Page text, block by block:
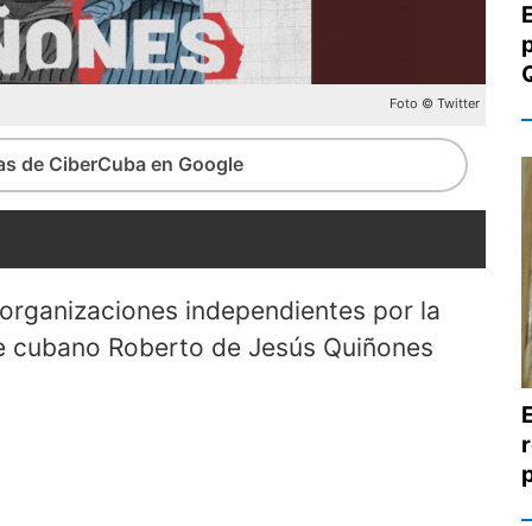
Foto © Twitter
de CiberCuba en Google
independientes por la
Roberto de Jesús Quiñones